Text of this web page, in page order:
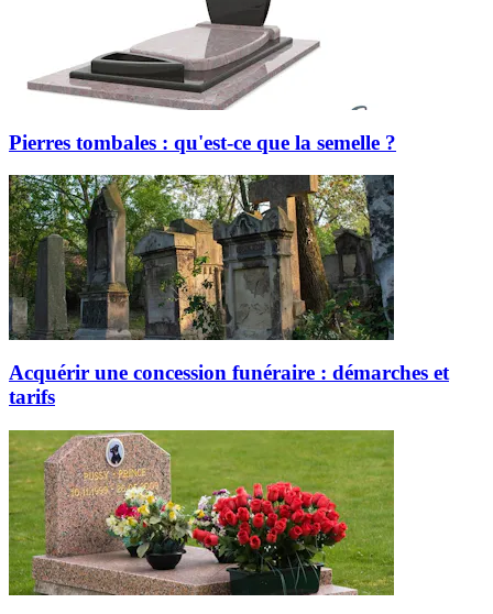
Pierres tombales : qu'est-ce que la semelle ?
Acquérir une concession funéraire : démarches et
tarifs